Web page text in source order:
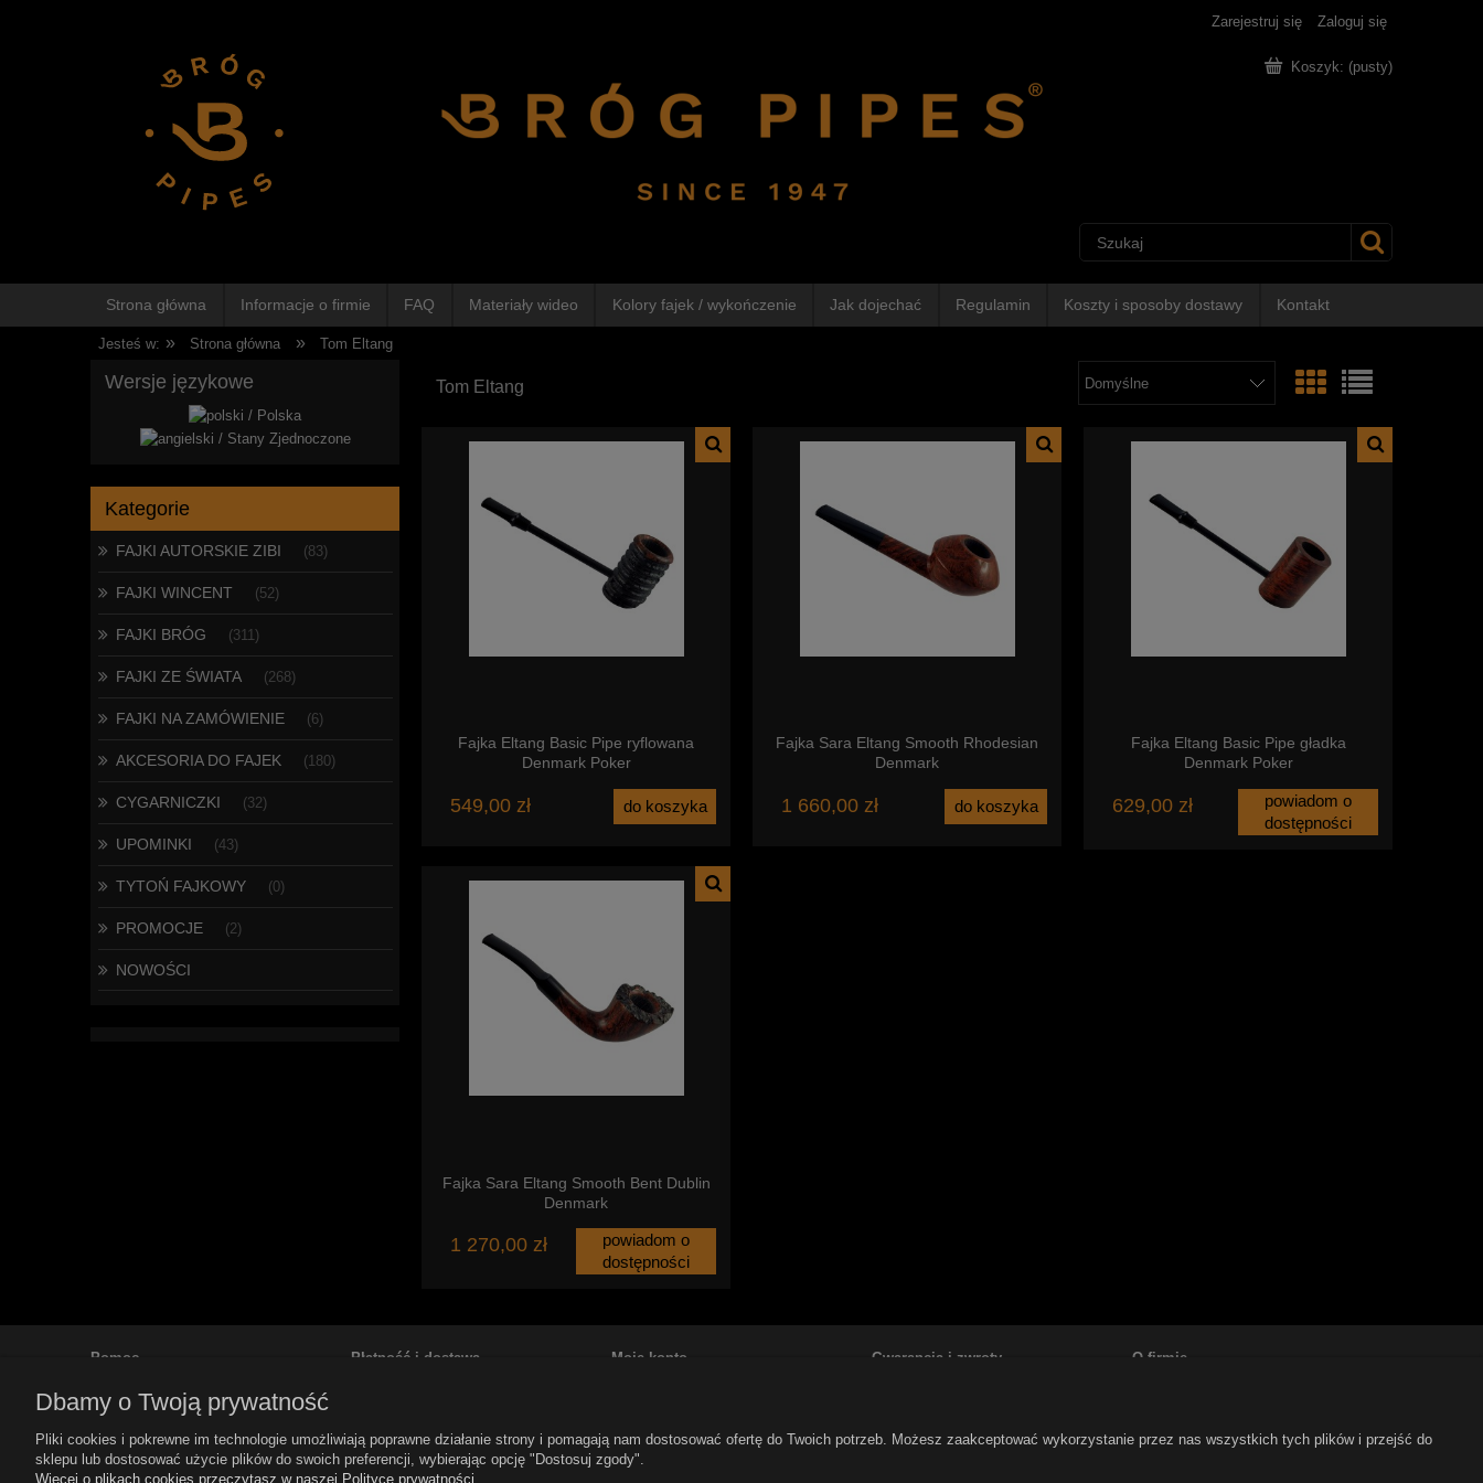
Zarejestruj się Zaloguj się
Koszyk: (pusty)
Strona główna Informacje o firmie FAQ Materiały wideo Kolory fajek / wykończenie Jak dojechać Regulamin Koszty i sposoby dostawy Kontakt
Jesteś w: » Strona główna » Tom Eltang
Wersje językowe
Kategorie
FAJKI AUTORSKIE ZIBI (83)
FAJKI WINCENT (52)
FAJKI BRÓG (311)
FAJKI ZE ŚWIATA (268)
FAJKI NA ZAMÓWIENIE (6)
AKCESORIA DO FAJEK (180)
CYGARNICZKI (32)
UPOMINKI (43)
TYTOŃ FAJKOWY (0)
PROMOCJE (2)
NOWOŚCI
Tom Eltang
Fajka Eltang Basic Pipe ryflowana
Denmark Poker
549,00 zł do koszyka
Fajka Sara Eltang Smooth Rhodesian
Denmark
1 660,00 zł do koszyka
Fajka Eltang Basic Pipe gładka
Denmark Poker
629,00 zł
powiadom o
dostępności
Fajka Sara Eltang Smooth Bent Dublin
Denmark
1 270,00 zł
powiadom o
dostępności
Pomoc
Regulamin
FAQ
Płatność i dostawa
Czas realizacji zamówień
Moje konto
Ustawienia konta
Gwarancja i zwroty O firmie
Dbamy o Twoją prywatność
Pliki cookies i pokrewne im technologie umożliwiają poprawne działanie strony i pomagają nam dostosować ofertę do Twoich potrzeb. Możesz zaakceptować wykorzystanie przez nas wszystkich tych plików i przejść do
sklepu lub dostosować użycie plików do swoich preferencji, wybierając opcję "Dostosuj zgody".
Więcej o plikach cookies przeczytasz w naszej Polityce prywatności.